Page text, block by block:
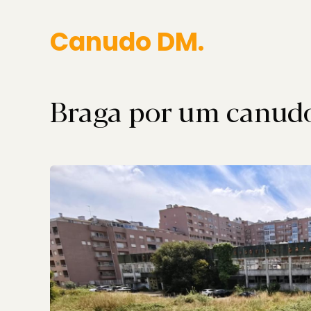
Canudo DM.
Braga por um